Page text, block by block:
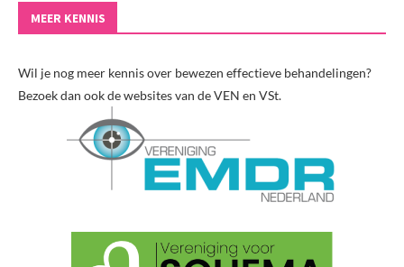
MEER KENNIS
Wil je nog meer kennis over bewezen effectieve behandelingen?
Bezoek dan ook de websites van de VEN en VSt.